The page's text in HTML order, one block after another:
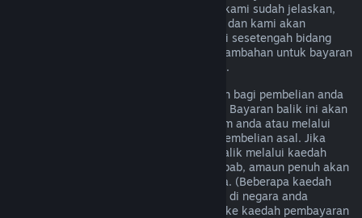
memenuhi peraturan bayaran balik yang kami sudah jelaskan,
anda masih boleh meminta bayaran balik dan kami akan
menyemak permintaan anda. Pengguna di sesetengah bidang
kuasa mungkin boleh mendapatkan hak tambahan untuk bayaran
balik sekiranya permainan tersebut rosak.
Anda akan menerima bayaran balik penuh bagi pembelian anda
dalam masa seminggu selepas kelulusan. Bayaran balik ini akan
dimasukkan ke dalam dana Dompet Steam anda atau melalui
kaedah pembayaran yang sama seperti pembelian asal. Jika
Steam tidak dapat memproses bayaran balik melalui kaedah
pembayaran awal anda atas sebarang sebab, amaun penuh akan
dikreditkan ke dalam Dompet Steam anda. (Beberapa kaedah
pembayaran yang tersedia melalui Steam di negara anda
mungkin tidak menyokong bayaran balik ke kaedah pembayaran